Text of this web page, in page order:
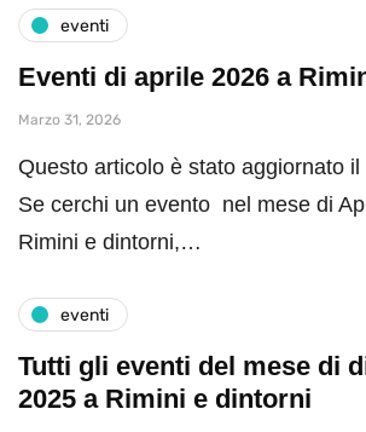
eventi
Eventi di aprile 2026 a
Marzo 31, 2026
Questo articolo è stato aggiornato
Se cerchi un evento nel mese di
Rimini e dintorni,…
eventi
Tutti gli eventi del mese di
2025 a Rimini e dintorni